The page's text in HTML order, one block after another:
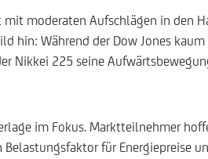
moderaten Aufschlägen in den
hin: Während der Dow Jones
Nikkei 225 seine
im Fokus. Marktteilnehmer
für Energiepreise